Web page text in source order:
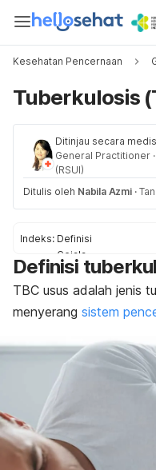
Kesehatan Pencernaan
Tuberkulosis
Ditinjau secara
General Practitioner ·
(RSUI)
Ditulis oleh Nabila Azmi ·
Indeks: Definisi
Gejala
Penyebab
Faktor risiko
Diagnosis
Perawatan rumahan
Pencegahan
Definisi
TBC usus adalah jenis
menyerang sistem